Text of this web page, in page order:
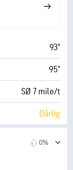
69° F
10%
10 mi
30000 fot
93°
95°
SØ 7 mile/t
Dårlig
0%